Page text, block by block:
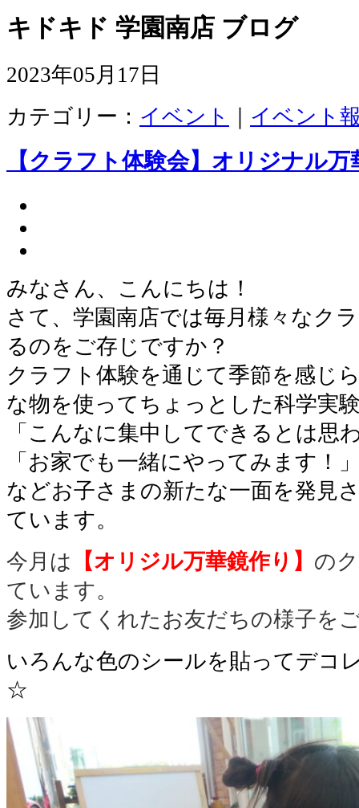
キドキド 学園南店 ブログ
2023年05月17日
カテゴリー： イベント イベント
【クラフト体験会】オリジナル
みなさん、こんにちは！
さて、学園南店では毎月様々なク
るのをご存じですか？
クラフト体験を通じて季節を感じ
な物を使ってちょっとした科学実
「こんなに集中してできるとは思
「お家でも一緒にやってみます！
などお子さまの新たな一面を発見
ています。
今月は 【オリジル万華鏡作り 】 の
ています。
参加してくれたお友だちの様子を
いろんな色のシールを貼ってデコ
☆